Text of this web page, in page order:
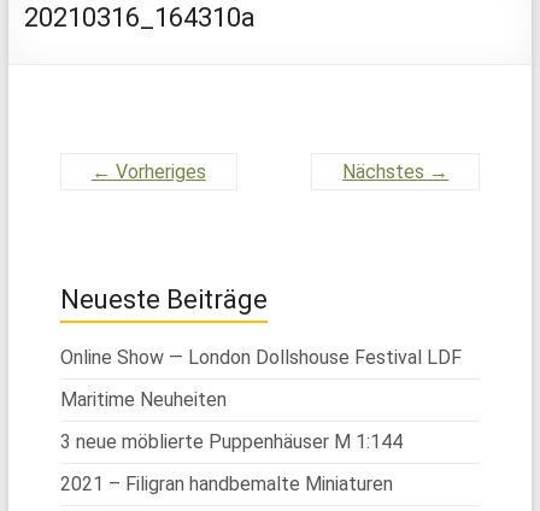
20210316_164310a
← Vorheriges Nächstes →
Neueste Beiträge
Online Show — London Dollshouse Festival LDF
Maritime Neuheiten
3 neue möblierte Puppenhäuser M 1:144
2021 – Filigran handbemalte Miniaturen